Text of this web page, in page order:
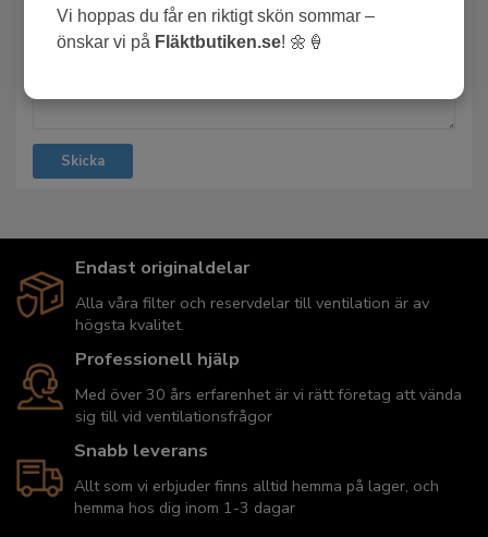
Vi hoppas du får en riktigt skön sommar –
önskar vi på Fläktbutiken.se! 🌼🍦
Endast originaldelar
Alla våra filter och reservdelar till ventilation är av
högsta kvalitet.
Professionell hjälp
Med över 30 års erfarenhet är vi rätt företag att vända
sig till vid ventilationsfrågor
Snabb leverans
Allt som vi erbjuder finns alltid hemma på lager, och
hemma hos dig inom 1-3 dagar